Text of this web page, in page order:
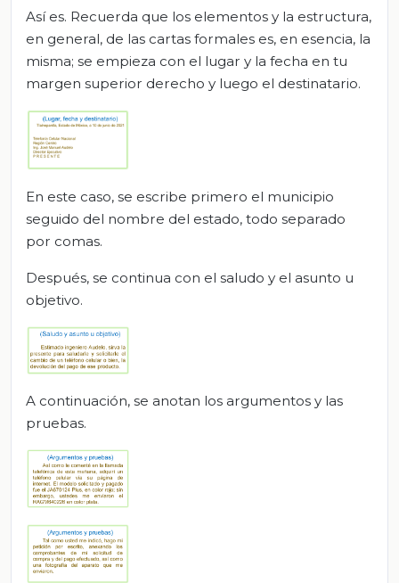
Así es. Recuerda que los elementos y la estructura,
en general, de las cartas formales es, en esencia, la
misma; se empieza con el lugar y la fecha en tu
margen superior derecho y luego el destinatario.
En este caso, se escribe primero el municipio
seguido del nombre del estado, todo separado
por comas.
Después, se continua con el saludo y el asunto u
objetivo.
A continuación, se anotan los argumentos y las
pruebas.